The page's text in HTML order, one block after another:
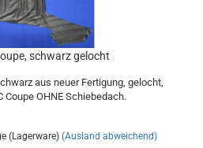
schwarz gelocht
aus neuer Fertigung, gelocht,
Coupe OHNE Schiebedach.
(Lagerware) (Ausland abweichend)